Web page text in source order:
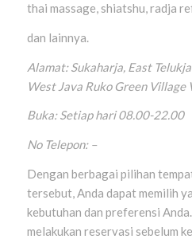
thai massage, shiatshu, radja
dan lainnya.
Alamat: Sukaharja, East
West Java Ruko Green Village
Buka: Setiap hari 08.00-22.00
No Telepon: –
Dengan berbagai pilihan
tersebut, Anda dapat memilih
kebutuhan dan preferensi
melakukan reservasi sebelum